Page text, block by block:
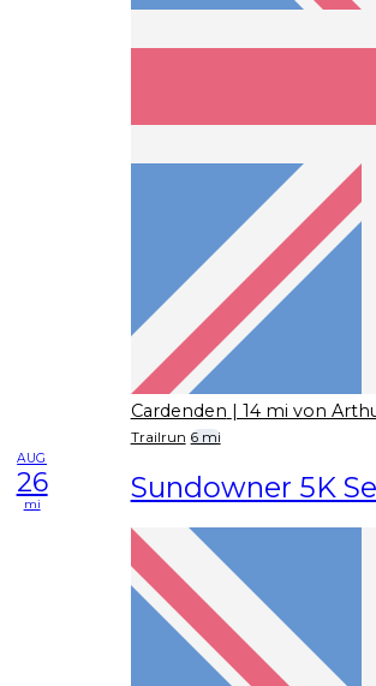
Cardenden | 14 mi von
Trailrun 6 mi
AUG
26
mi Sundowner 5K